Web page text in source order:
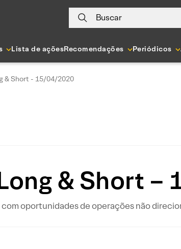
Buscar
Lista de açõesRecomendações Periódicos
& Short - 15/04/2020
& Short
oportunidades de operações não